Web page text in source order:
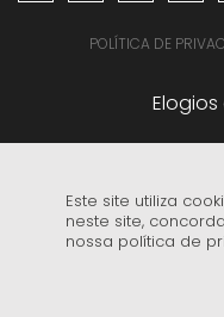
Este site utiliza
neste site,
nossa política de
POLÍTICA DE
EDITAL PROTEÇÃO DE